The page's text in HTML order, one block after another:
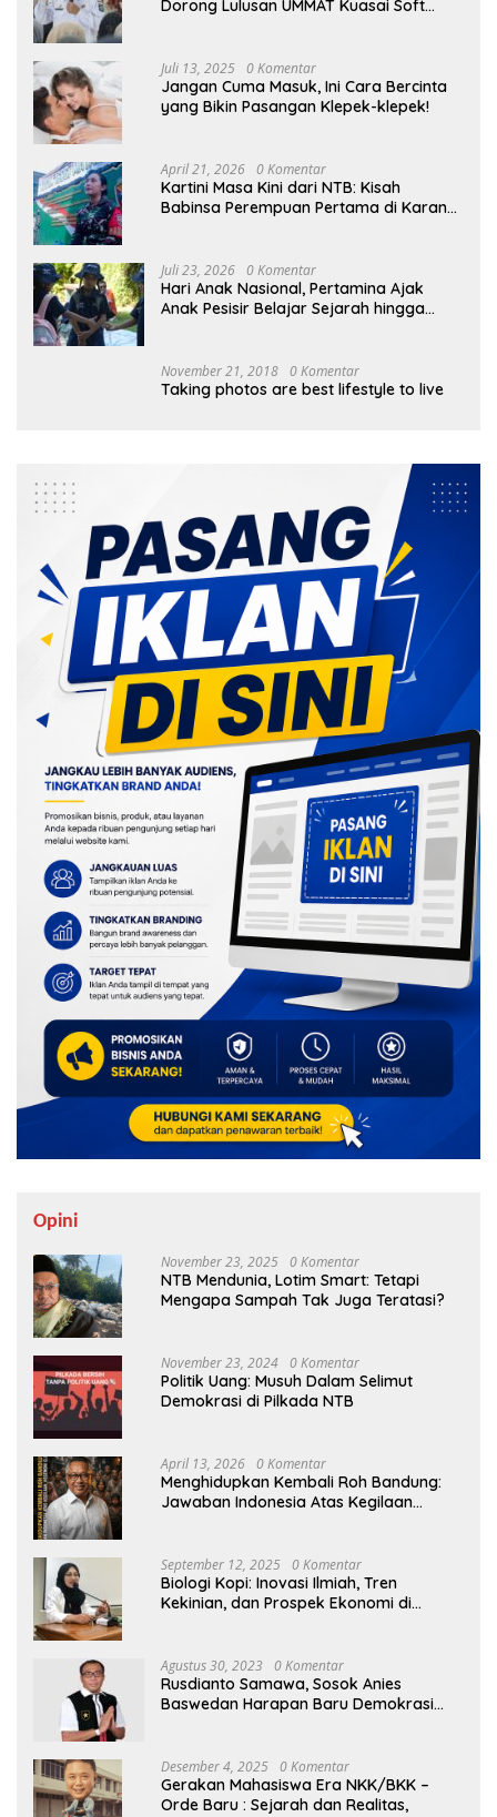
Dorong Lulusan UMMAT Kuasai Soft
Juli 13, 2025 0 Komentar
Jangan Cuma Masuk, Ini Cara Bercinta
yang Bikin Pasangan Klepek-klepek!
April 21, 2026 0 Komentar
Kartini Masa Kini dari NTB: Kisah
Babinsa Perempuan Pertama di Karang
Juli 23, 2026 0 Komentar
Hari Anak Nasional, Pertamina Ajak
Anak Pesisir Belajar Sejarah hingga
November 21, 2018 0 Komentar
Taking photos are best lifestyle to live
Opini
November 23, 2025 0 Komentar
NTB Mendunia, Lotim Smart: Tetapi
Mengapa Sampah Tak Juga Teratasi?
November 23, 2024 0 Komentar
Politik Uang: Musuh Dalam Selimut
Demokrasi di Pilkada NTB
April 13, 2026 0 Komentar
Menghidupkan Kembali Roh Bandung:
Jawaban Indonesia Atas Kegilaan
September 12, 2025 0 Komentar
Biologi Kopi: Inovasi Ilmiah, Tren
Kekinian, dan Prospek Ekonomi di
Agustus 30, 2023 0 Komentar
Rusdianto Samawa, Sosok Anies
Baswedan Harapan Baru Demokrasi
Desember 4, 2025 0 Komentar
Gerakan Mahasiswa Era NKK/BKK –
Orde Baru : Sejarah dan Realitas,